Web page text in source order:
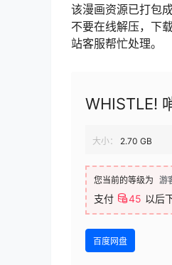
该漫画资源已打包
不要在线解压，下
站客服帮忙处理。
WHISTLE!
大小： 2.70 GB
您当前的等级为 游
支付 45 以后
百度网盘